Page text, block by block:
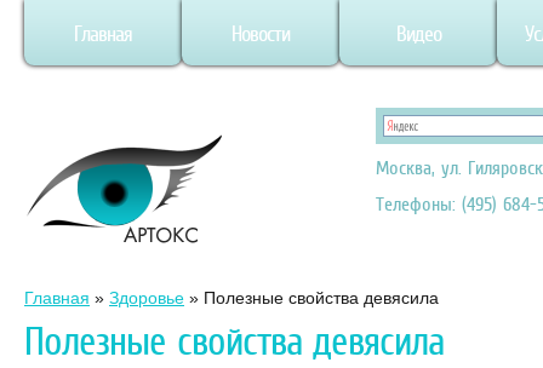
Главная Новости Видео
Москва, ул.
Телефоны: (495) 684-
Главная » Здоровье » Полезные свойства девясила
Полезные свойства девясила